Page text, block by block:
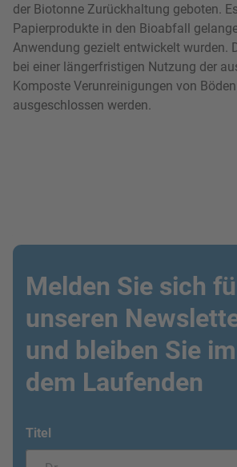
der Biotonne Zurückhaltung geboten.
Papierprodukte in den Bioabfall
Anwendung gezielt entwickelt wurden.
bei einer längerfristigen Nutzung der
Komposte Verunreinigungen von
ausgeschlossen werden.
Melden Sie sich
unseren
und bleiben Sie
dem Laufenden
Titel